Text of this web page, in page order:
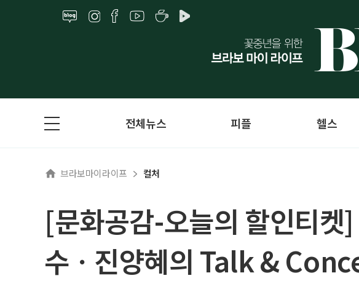
전체뉴스 피플 헬스
브라보마이라이프 컬처
[문화공감-오늘의 할인티
수ㆍ진양혜의 Talk &